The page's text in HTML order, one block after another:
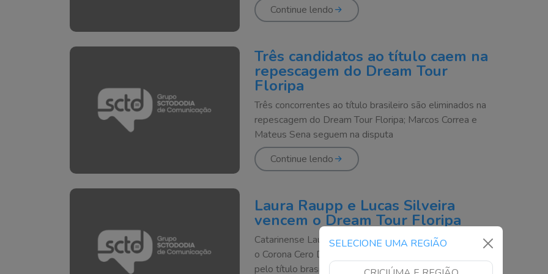
SELECIONE UMA REGIÃO
Continue lendo
Três candidatos ao título caem na
repescagem do Dream Tour
Floripa
Três concorrentes ao título brasileiro são eliminados na
repescagem do Dream Tour Floripa; Marcos Correa e
Mateus Sena seguem na disputa
Continue lendo
Laura Raupp e Lucas Silveira
vencem o Dream Tour Floripa
Catarinense Laura Raupp e carioca Lucas Silveira vencem
o Corona Cero Dream Tour Floripa e seguem na disputa
pelo título brasileiro de surf